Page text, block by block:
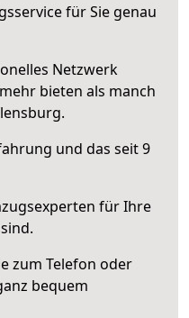
für Sie genau
Netzwerk
bieten als manch
und das seit 9
für Ihre
zum Telefon oder
bequem